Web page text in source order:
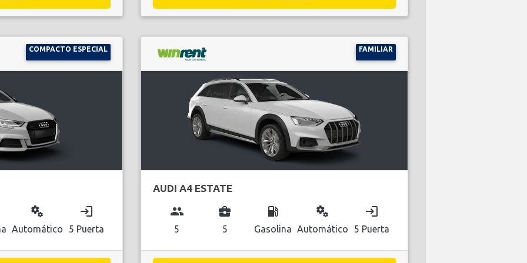
COMPACTO ESPECIAL
miscellaneous_services
Automático
login
5 Puerta
FAMILIAR
AUDI A4 ESTATE
group
5
business_center
5
local_gas_station
Gasolina
miscellaneous_services
Automático
login
5 Puerta